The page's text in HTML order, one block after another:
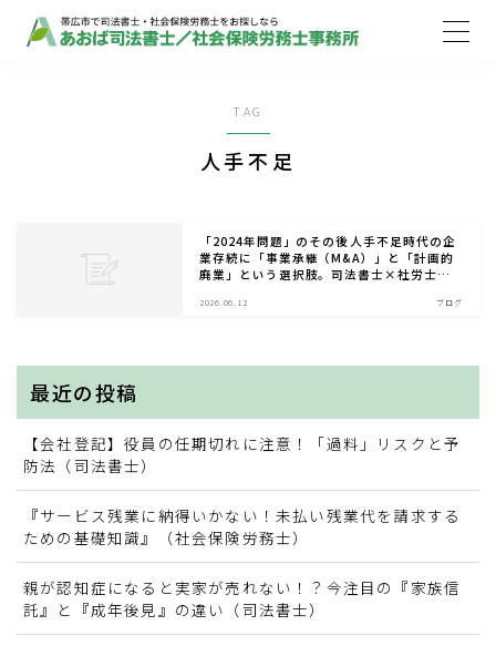
ご依頼の流れ
お知らせ
ブログ
お問い合わせ
業務提携・連携の募集
TAG
人手不足
「2024年問題」のその後――人手不足時代の企
業存続に「事業承継（M&A）」と「計画的
廃業」という選択肢。司法書士×社労士が
社会保険労務士）
2026.06.12 ブログ
最近の投稿
【会社登記】役員の任期切れに注意！「過料」リスクと予
防法（司法書士）
『サービス残業に納得いかない！未払い残業代を請求する
ための基礎知識』（社会保険労務士）
親が認知症になると実家が売れない！？今注目の『家族信
託』と『成年後見』の違い（司法書士）